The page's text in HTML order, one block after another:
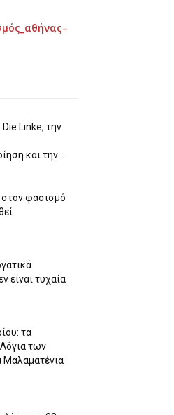
Die Linke, την
και την...
στον φασισμό
είναι τυχαία
τα
των